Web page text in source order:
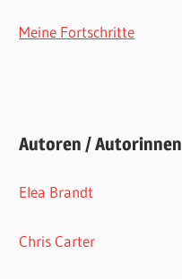
Meine Fortschritte
Autoren / Autorinnen
Elea Brandt
Chris Carter